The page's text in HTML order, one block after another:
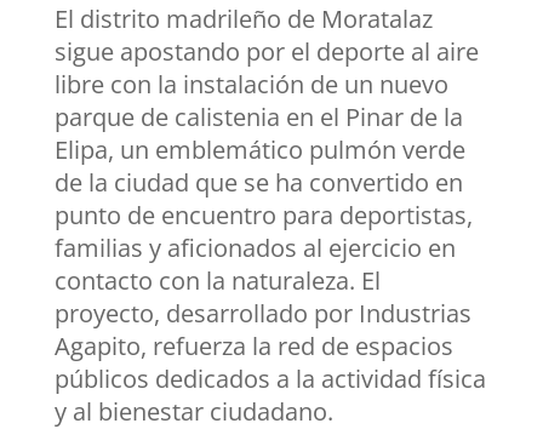
El distrito madrileño de Moratalaz
sigue apostando por el deporte al aire
libre con la instalación de un nuevo
parque de calistenia en el Pinar de la
Elipa, un emblemático pulmón verde
de la ciudad que se ha convertido en
punto de encuentro para deportistas,
familias y aficionados al ejercicio en
contacto con la naturaleza. El
proyecto, desarrollado por Industrias
Agapito, refuerza la red de espacios
públicos dedicados a la actividad física
y al bienestar ciudadano.